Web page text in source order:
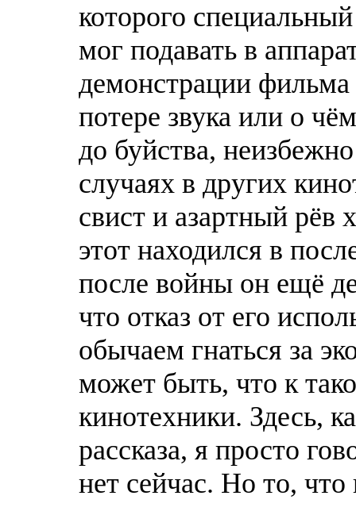
которого
мог подавать в
демонстрации фильма
потере звука или о
до буйства,
случаях в других
свист и азартный
этот находился в
после войны он ещё
что отказ от его
обычаем гнаться за
может быть, что к
кинотехники. Здесь,
рассказа, я просто
нет сейчaс. Но то,